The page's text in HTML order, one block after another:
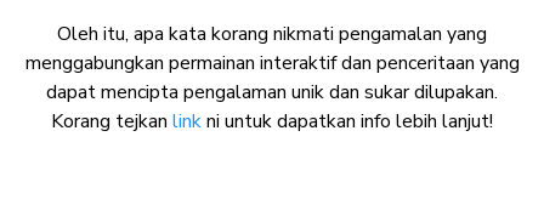
Oleh itu, apa kata korang nikmati pengamalan yang
menggabungkan permainan interaktif dan penceritaan yang
dapat mencipta pengalaman unik dan sukar dilupakan.
Korang tejkan linkni untuk dapatkan info lebih lanjut!